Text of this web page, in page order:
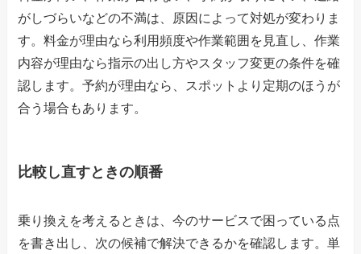
がしづらいなどの不満は、原因によって対処が変わりま
す。料金が理由なら利用頻度や作業範囲を見直し、作業
内容が理由なら指示の出し方やスタッフ変更の条件を確
認します。予約が理由なら、スポットより定期のほうが
合う場合もあります。
比較し直すときの順番
乗り換えを考えるときは、今のサービスで困っている点
を書き出し、次の候補で解決できるかを確認します。単